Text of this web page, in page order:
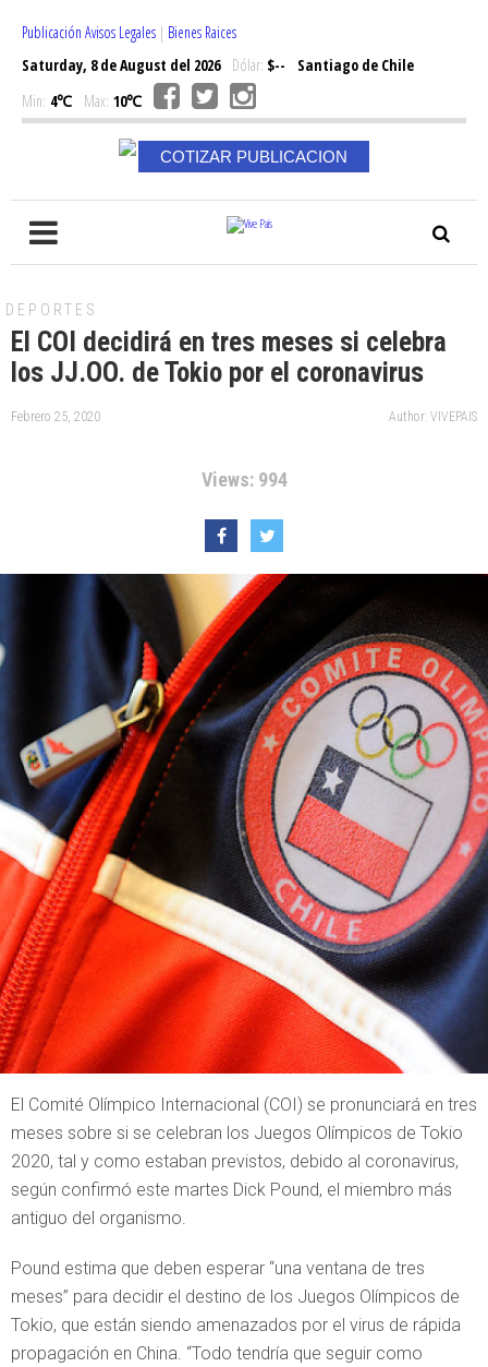
Publicación Avisos Legales | Bienes Raices
Saturday, 8 de August del 2026Dólar: $--
Santiago de Chile
Min: 4℃ Max: 10℃
COTIZAR PUBLICACION
DEPORTES
El COI decidirá en tres meses si celebra
los JJ.OO. de Tokio por el coronavirus
Febrero 25, 2020 Author: VIVEPAIS
Views: 994
El Comité Olímpico Internacional (COI) se pronunciará en tres
meses sobre si se celebran los Juegos Olímpicos de Tokio
2020, tal y como estaban previstos, debido al coronavirus,
según confirmó este martes Dick Pound, el miembro más
antiguo del organismo.
Pound estima que deben esperar “una ventana de tres
meses” para decidir el destino de los Juegos Olímpicos de
Tokio, que están siendo amenazados por el virus de rápida
propagación en China. “Todo tendría que seguir como